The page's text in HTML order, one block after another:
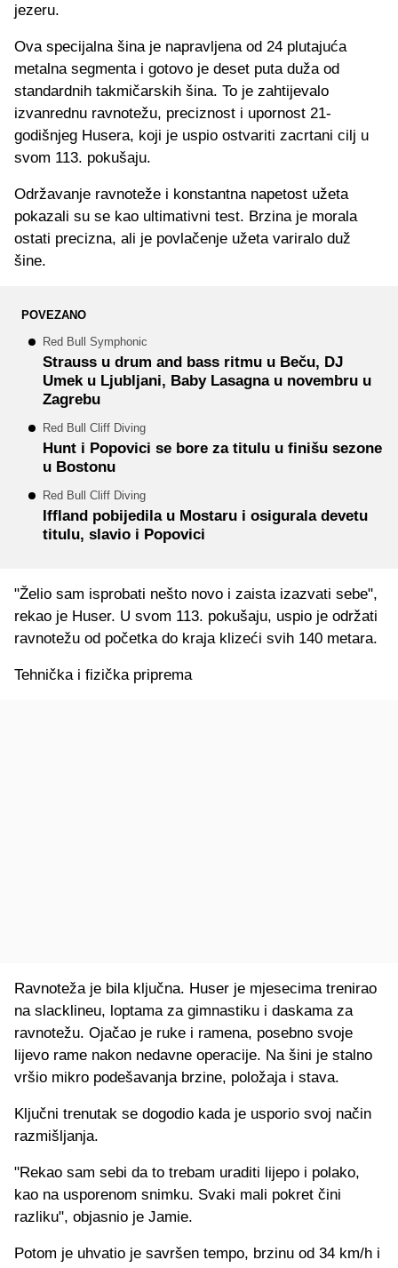
jezeru.
Ova specijalna šina je napravljena od 24 plutajuća
metalna segmenta i gotovo je deset puta duža od
standardnih takmičarskih šina. To je zahtijevalo
izvanrednu ravnotežu, preciznost i upornost 21-
godišnjeg Husera, koji je uspio ostvariti zacrtani cilj u
svom 113. pokušaju.
Održavanje ravnoteže i konstantna napetost užeta
pokazali su se kao ultimativni test. Brzina je morala
ostati precizna, ali je povlačenje užeta variralo duž
šine.
POVEZANO
Red Bull Symphonic
Strauss u drum and bass ritmu u Beču, DJ
Umek u Ljubljani, Baby Lasagna u novembru u
Zagrebu
Red Bull Cliff Diving
Hunt i Popovici se bore za titulu u finišu sezone
u Bostonu
Red Bull Cliff Diving
Iffland pobijedila u Mostaru i osigurala devetu
titulu, slavio i Popovici
"Želio sam isprobati nešto novo i zaista izazvati sebe",
rekao je Huser. U svom 113. pokušaju, uspio je održati
ravnotežu od početka do kraja klizeći svih 140 metara.
Tehnička i fizička priprema
Ravnoteža je bila ključna. Huser je mjesecima trenirao
na slacklineu, loptama za gimnastiku i daskama za
ravnotežu. Ojačao je ruke i ramena, posebno svoje
lijevo rame nakon nedavne operacije. Na šini je stalno
vršio mikro podešavanja brzine, položaja i stava.
Ključni trenutak se dogodio kada je usporio svoj način
razmišljanja.
"Rekao sam sebi da to trebam uraditi lijepo i polako,
kao na usporenom snimku. Svaki mali pokret čini
razliku", objasnio je Jamie.
Potom je uhvatio je savršen tempo, brzinu od 34 km/h i